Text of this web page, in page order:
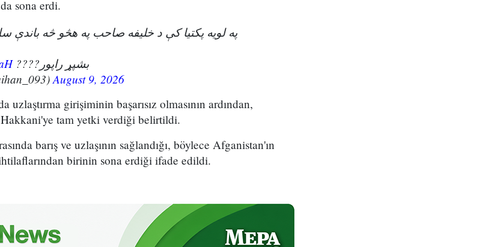
sona erdi.
په لویه پکتیا کې د خلیفه صاحب په هڅو څه باندې
بشپړ راپور????
August 9, 2026
uzlaştırma girişiminin başarısız olmasının ardından,
Hakkani'ye tam yetki verdiği belirtildi.
barış ve uzlaşının sağlandığı, böylece Afganistan'ın
birinin sona erdiği ifade edildi.